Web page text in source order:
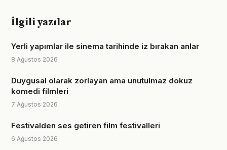
İlgili yazılar
Yerli yapımlar ile sinema tarihinde iz bırakan anlar
8 Ağustos 2026
Duygusal olarak zorlayan ama unutulmaz dokuz
komedi filmleri
7 Ağustos 2026
Festivalden ses getiren film festivalleri
6 Ağustos 2026